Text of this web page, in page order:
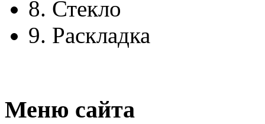
8. Стекло
9. Раскладка
Меню сайта